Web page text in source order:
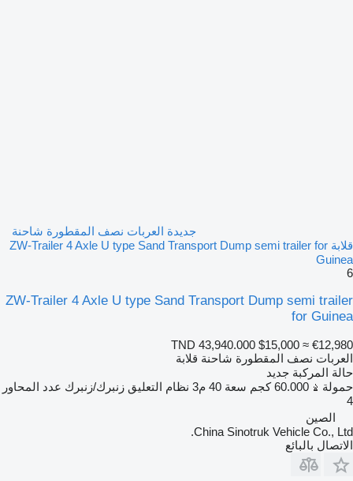
جديدة العربات نصف المقطورة شاحنة
قلابة ZW-Trailer 4 Axle U type Sand Transport Dump semi trailer for
Guinea
6
ZW-Trailer 4 Axle U type Sand Transport Dump semi trailer
for Guinea
TND 43,940.000 $15,000 ≈ €12,980
العربات نصف المقطورة شاحنة قلابة
حالة المركبة جديد
حمولة
60.000 كجم سعة 40 م3 نظام التعليق زنبرك/زنبرك عدد المحاور
4
الصين
China Sinotruk Vehicle Co., Ltd.
الاتصال بالبائع